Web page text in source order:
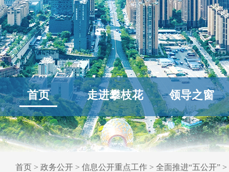
首页 走进攀枝花 领导之窗
首页 > 政务公开 > 信息公开重点工作 > 全面推进“五公开” >